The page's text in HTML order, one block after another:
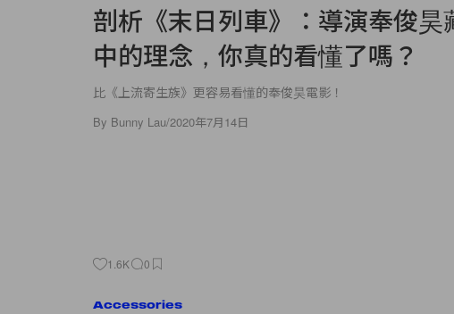
剖析《末日列車》：導演奉俊昊
中的理念，你真的看懂了嗎？
比《上流寄生族》更容易看懂的奉俊昊電影！
By Bunny Lau/2020年7月14日
1.6K 0
Accessories